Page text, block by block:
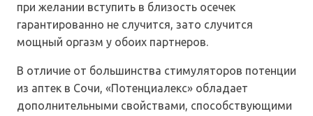
при желании вступить в близость осечек
гарантированно не случится, зато случится
мощный оргазм у обоих партнеров.
В отличие от большинства стимуляторов потенции
из аптек в Сочи, «Потенциалекс» обладает
дополнительными свойствами, способствующими